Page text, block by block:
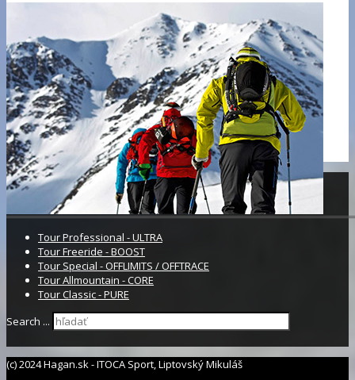
Tour Professional - ULTRA
Tour Freeride - BOOST
Tour Special - OFFLIMITS / OFFTRACE
Tour Allmountain - CORE
Tour Classic - PURE
Search ...
(c) 2024 Hagan.sk - ITOCA Sport, Liptovský Mikuláš